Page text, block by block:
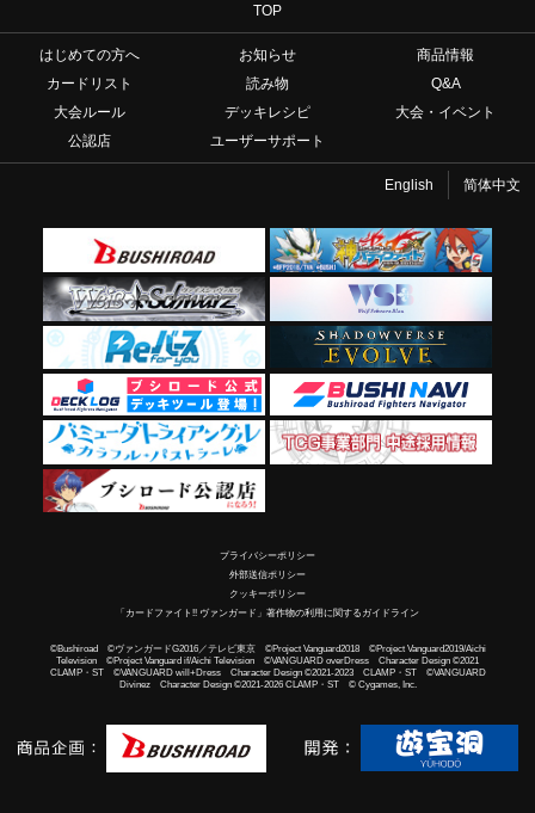
TOP
はじめての方へ お知らせ
商品情報
カードリスト
読み物
Q&A
大会ルール
デッキレシピ
大会・イベント
公認店
ユーザーサポート
English 简体中文
プライバシーポリシー
外部送信ポリシー
クッキーポリシー
「カードファイト!! ヴァンガード」著作物の利用に関するガイドライン
©Bushiroad ©ヴァンガードG2016／テレビ東京 ©Project Vanguard2018 ©Project Vanguard2019/Aichi
Television ©Project Vanguard if/Aichi Television ©VANGUARD overDress Character Design ©2021
CLAMP・ST ©VANGUARD will+Dress Character Design ©2021-2023 CLAMP・ST ©VANGUARD
Divinez Character Design ©2021-2026 CLAMP・ST © Cygames, Inc.